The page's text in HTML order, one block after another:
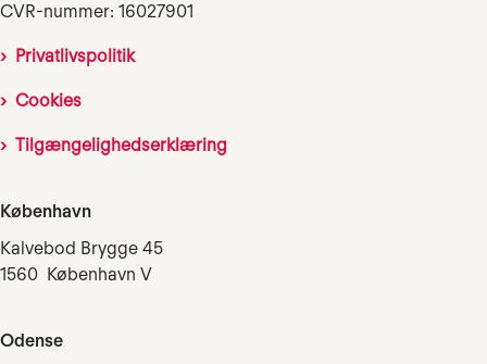
CVR-nummer: 16027901
Privatlivspolitik
Cookies
Tilgængelighedserklæring
København
Kalvebod Brygge 45
1560 København V
Odense